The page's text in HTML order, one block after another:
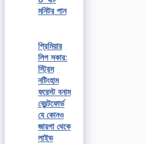
মনিটর পান
প্রিমিয়ার
লিগ সকার:
স্ট্রিম
নটিংহাম
ফরেস্ট বনাম
ব্রেন্টফোর্ড
যে কোনও
জায়গা থেকে
লাইভ